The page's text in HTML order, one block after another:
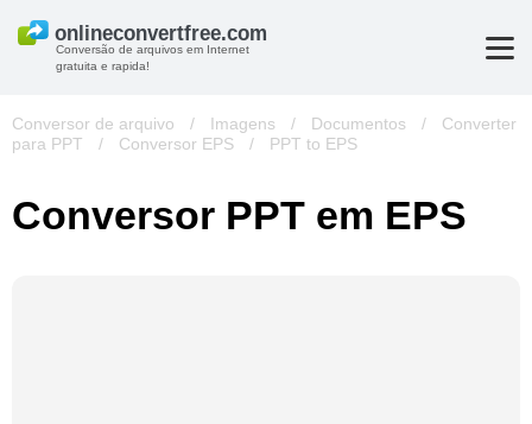
Conversão de arquivos em Internet
gratuita e rapida!
Conversor de arquivo / Imagens / Documentos /
Converter
para PPT
/ Conversor EPS / PPT to EPS
Conversor PPT em EPS